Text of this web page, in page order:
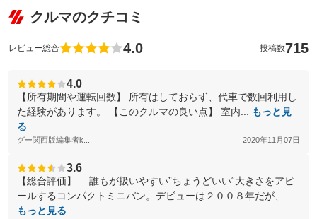
クルマのクチコミ
レビュー総合 4.0 投稿数715
4.0
【所有期間や運転回数】 所有はしておらず、代車で数回利用し
た経験があります。 【このクルマの良い点】 室内...
もっと見
る
グー関西版編集者k.... 2020年11月07日
3.6
【総合評価】 誰もが扱いやすい”ちょうどいい“大きさをアピ
ールするコンパクトミニバン。デビューは２００８年だが、...
もっと見る